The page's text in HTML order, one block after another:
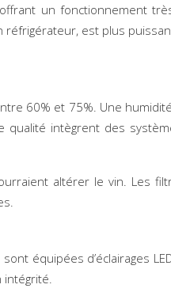
un fonctionnement
est plus
60% et 75%. Une
intègrent des
altérer le vin. Les
équipées d’éclairages
intégrité.